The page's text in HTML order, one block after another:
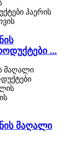
...
მაღალი